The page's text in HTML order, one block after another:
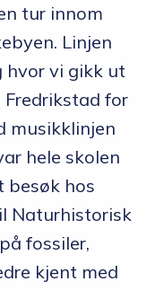
tur innom
Linjen
vi gikk ut
for
musikklinjen
hele skolen
besøk hos
Naturhistorisk
fossiler,
kjent med